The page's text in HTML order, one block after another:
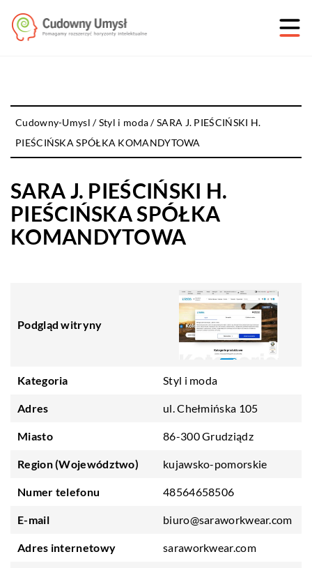
Cudowny-Umysl /Styl i moda/SARA J. PIEŚCIŃSKI H.
PIEŚCIŃSKA SPÓŁKA KOMANDYTOWA
SARA J. PIEŚCIŃSKI H.
PIEŚCIŃSKA SPÓŁKA
KOMANDYTOWA
Podgląd witryny
Kategoria Styl i moda
Adres ul. Chełmińska 105
Miasto 86-300 Grudziądz
Region (Województwo) kujawsko-pomorskie
Numer telefonu 48564658506
E-mail biuro@saraworkwear.com
Adres internetowy saraworkwear.com